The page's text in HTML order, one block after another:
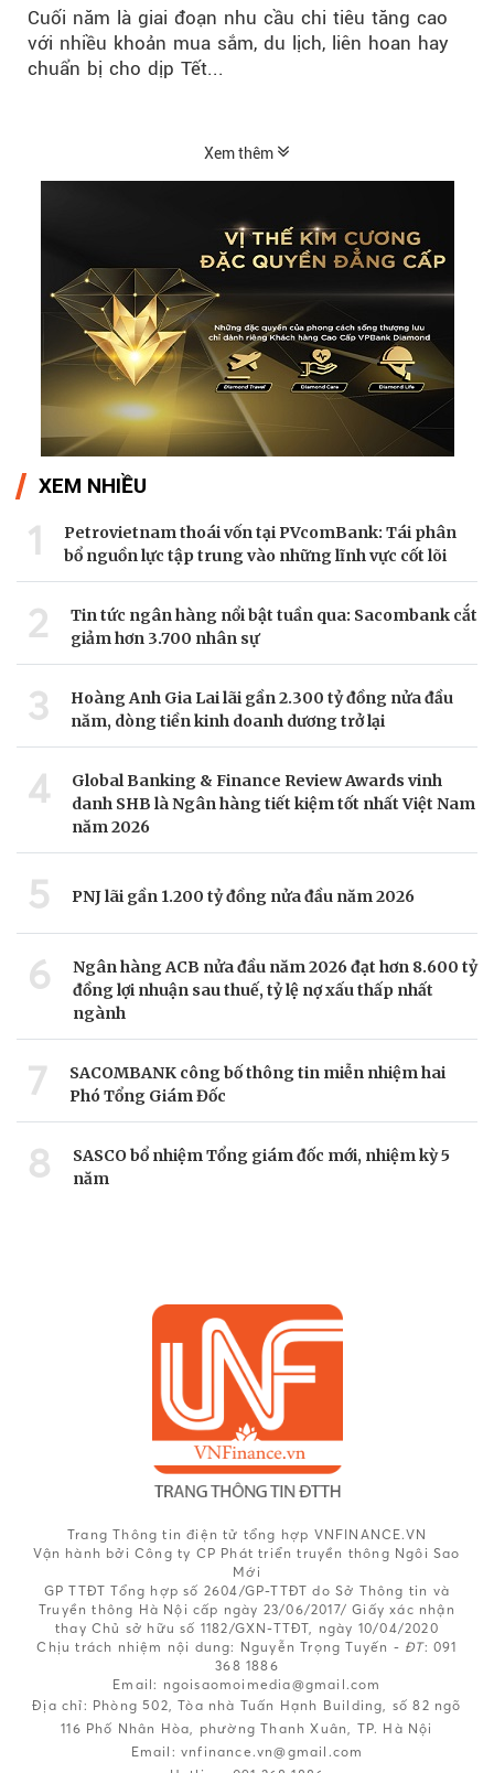
Cuối năm là giai đoạn nhu cầu chi tiêu tăng cao
với nhiều khoản mua sắm, du lịch, liên hoan hay
chuẩn bị cho dịp Tết...
Xem thêm
XEM NHIỀU
1
Petrovietnam thoái vốn tại PVcomBank: Tái phân
bổ nguồn lực tập trung vào những lĩnh vực cốt lõi
2
Tin tức ngân hàng nổi bật tuần qua: Sacombank cắt
giảm hơn 3.700 nhân sự
3
Hoàng Anh Gia Lai lãi gần 2.300 tỷ đồng nửa đầu
năm, dòng tiền kinh doanh dương trở lại
4
Global Banking & Finance Review Awards vinh
danh SHB là Ngân hàng tiết kiệm tốt nhất Việt Nam
năm 2026
5 PNJ lãi gần 1.200 tỷ đồng nửa đầu năm 2026
6
Ngân hàng ACB nửa đầu năm 2026 đạt hơn 8.600 tỷ
đồng lợi nhuận sau thuế, tỷ lệ nợ xấu thấp nhất
ngành
7
SACOMBANK công bố thông tin miễn nhiệm hai
Phó Tổng Giám Đốc
8
SASCO bổ nhiệm Tổng giám đốc mới, nhiệm kỳ 5
năm
Trang Thông tin điện tử tổng hợp VNFINANCE.VN
Vận hành bởi Công ty CP Phát triển truyền thông Ngôi Sao
Mới
GP TTĐT Tổng hợp số 2604/GP-TTĐT do Sở Thông tin và
Truyền thông Hà Nội cấp ngày 23/06/2017/ Giấy xác nhận
thay Chủ sở hữu số 1182/GXN-TTĐT, ngày 10/04/2020
Chịu trách nhiệm nội dung: Nguyễn Trọng Tuyến - ĐT: 091
368 1886
Email: ngoisaomoimedia@gmail.com
Địa chỉ: Phòng 502, Tòa nhà Tuấn Hạnh Building, số 82 ngõ
116 Phố Nhân Hòa, phường Thanh Xuân, TP. Hà Nội
Email: vnfinance.vn@gmail.com